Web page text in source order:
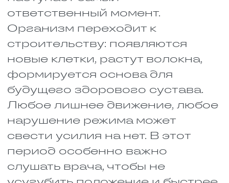
или слегка обработанные.
Так в них сохраняется
максимум витаминов,
которые так нужны для
Стоит выбирать блюда,
которые легко усваиваются
и не создают тяжести. В
период восстановления
организм не должен
тратить энергию на
сложное переваривание –
все ресурсы идут на
регенерацию тканей.
требуют ношения